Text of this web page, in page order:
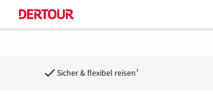
Sicher & flexibel reisen¹